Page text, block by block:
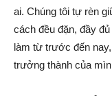
ai. Chúng tôi tự rèn
cách đều đặn, đầy
làm từ trước đến
trưởng thành của